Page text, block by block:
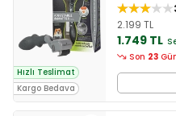
Hızlı Teslimat
Kargo Bedava
2.199 TL
1.749 TL
Son 23